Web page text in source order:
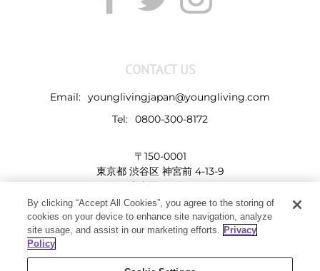
CONTACT US
Email: younglivingjapan@youngliving.com
Tel: 0800-300-8172
〒150-0001
東京都 渋谷区 神宮前 4-13-9
表参道LHビル
By clicking “Accept All Cookies”, you agree to the storing of
cookies on your device to enhance site navigation, analyze
site usage, and assist in our marketing efforts. Privacy
Policy